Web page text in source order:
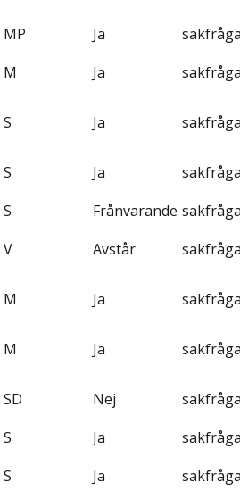
MP Ja
M Ja
S Ja
S Ja
S Frånvarande
V Avstår
M Ja
M Ja
SD Nej
S Ja
S Ja